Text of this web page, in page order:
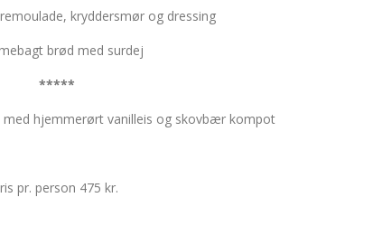
kryddersmør og dressing
brød med surdej
*****
med hjemmerørt vanilleis og skovbær kompot
pr. person 475 kr.